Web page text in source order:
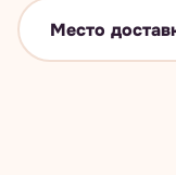
Место